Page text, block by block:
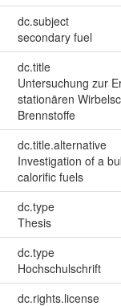
dc.subject
secondary fuel
dc.title
Untersuchung zur
stationären
Brennstoffe
dc.title.alternative
Investigation of a
calorific fuels
dc.type
Thesis
dc.type
Hochschulschrift
dc.rights.license